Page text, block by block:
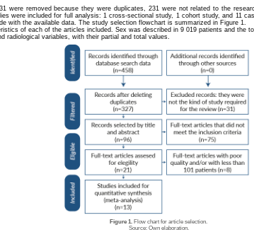
were removed because they were duplicates, 231 were not related to the
were included for full analysis: 1 cross-sectional study, 1 cohort study, and 11
with the available data. The study selection flowchart is summarized in Figure 1.
of each of the articles included. Sex was described in 9 019 patients and the
radiological variables, with their partial and total values.
Figure 1. Flow chart for article selection.
Source: Own elaboration.